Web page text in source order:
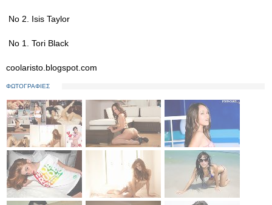
No 2. Isis Taylor
Νο 1. Tori Black
coolaristo.blogspot.com
ΦΩΤΟΓΡΑΦΙΕΣ